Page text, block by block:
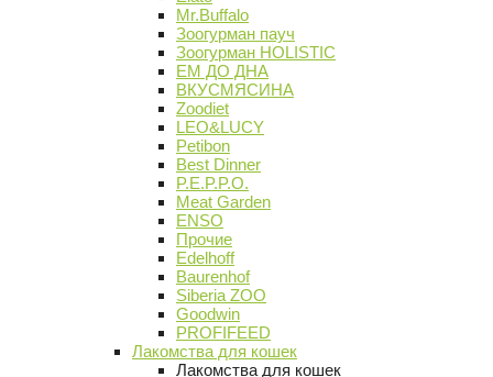
Mr.Buffalo
Зоогурман пауч
Зоогурман HOLISTIC
ЕМ ДО ДНА
ВКУСМЯСИНА
Zoodiet
LEO&LUCY
Petibon
Best Dinner
P.E.P.P.O.
Meat Garden
ENSO
Прочие
Edelhoff
Baurenhof
Siberia ZOO
Goodwin
PROFIFEED
Лакомства для кошек
Лакомства для кошек